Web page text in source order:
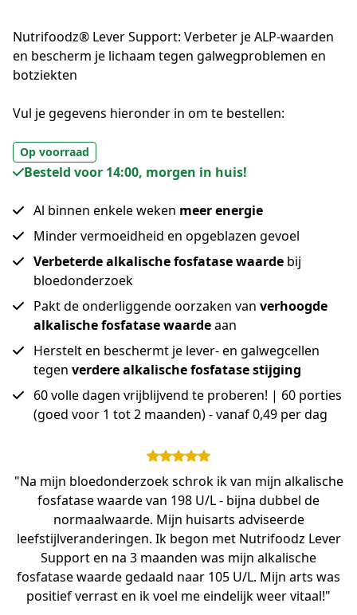
Nutrifoodz® Lever Support: Verbeter je ALP-waarden
en bescherm je lichaam tegen galwegproblemen en
botziekten
Vul je gegevens hieronder in om te bestellen:
Op voorraad
Besteld voor 14:00, morgen in huis!
Al binnen enkele weken meer energie
Minder vermoeidheid en opgeblazen gevoel
Verbeterde alkalische fosfatasewaarde bij
bloedonderzoek
Pakt de onderliggende oorzaken van verhoogde
alkalische fosfatase waardeaan
Herstelt en beschermt je lever- en galwegcellen
tegen verdere alkalische fosfatase stijging
60 volle dagen vrijblijvend te proberen! | 60 porties
(goed voor 1 tot 2 maanden) - vanaf 0,49 per dag
"Na mijn bloedonderzoek schrok ik van mijn alkalische
fosfatase waarde van 198 U/L - bijna dubbel de
normaalwaarde. Mijn huisarts adviseerde
leefstijlveranderingen. Ik begon met Nutrifoodz Lever
Support en na 3 maanden was mijn alkalische
fosfatase waarde gedaald naar 105 U/L. Mijn arts was
positief verrast en ik voel me eindelijk weer vitaal!"